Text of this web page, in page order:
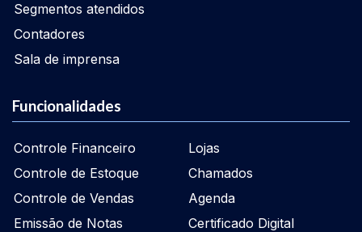
Segmentos atendidos
Contadores
Sala de imprensa
Funcionalidades
Controle Financeiro
Controle de Estoque
Controle de Vendas
Emissão de Notas
Lojas
Chamados
Agenda
Certificado Digital